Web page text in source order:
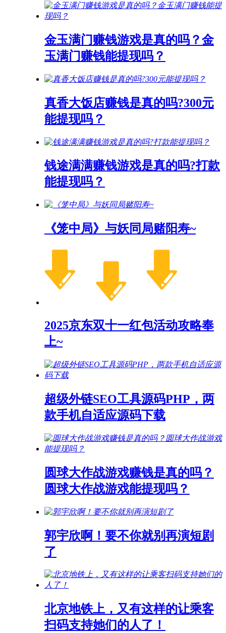
金玉满门赚钱游戏是真的吗？金
玉满门赚钱能提现吗？
真香大饭店赚钱是真的吗?300元
能提现吗？
钱途满满赚钱游戏是真的吗?打款
能提现吗？
《笼中局》与妖同局赌阳寿~
2025京东双十一红包活动攻略奉
上~
超级外链SEO工具源码PHP，两
款手机自适应源码下载
圆球大作战游戏赚钱是真的吗？
圆球大作战游戏能提现吗？
郭宇欣啊！要不你就别再演短剧
了
北京地铁上，又有这样的让乘客
扫码支持她们的人了！